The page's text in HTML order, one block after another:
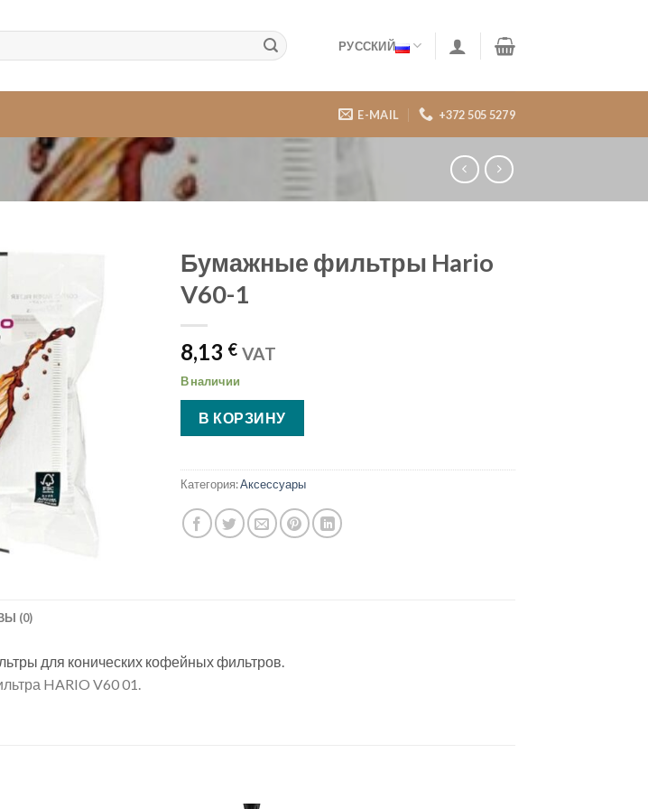
РУССКИЙ
E-MAIL +372 505 5279
Бумажные фильтры Hario
V60-1
8,13 € VAT
В наличии
В КОРЗИНУ
Категория:Аксессуары
(0)
для конических кофейных фильтров.
HARIO V60 01.